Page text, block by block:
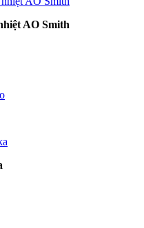
AO Smith